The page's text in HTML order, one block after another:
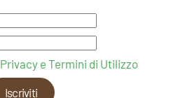
Privacy e Termini di Utilizzo